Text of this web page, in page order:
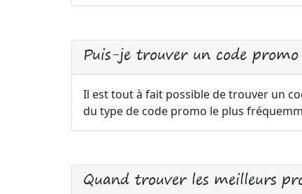
Puis-je trouver un code
Il est tout à fait possible de trouver un
du type de code promo le plus
Quand trouver les meilleurs